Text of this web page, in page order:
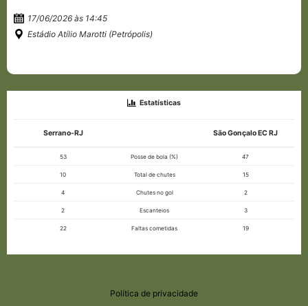
17/06/2026 às 14:45
Estádio Atílio Marotti (Petrópolis)
Estatísticas
Serrano-RJ São Gonçalo EC RJ
53 Posse de bola (%) 47
10 Total de chutes 15
4 Chutes no gol 2
2 Escanteios 3
22 Faltas cometidas 19
Política de privacidade